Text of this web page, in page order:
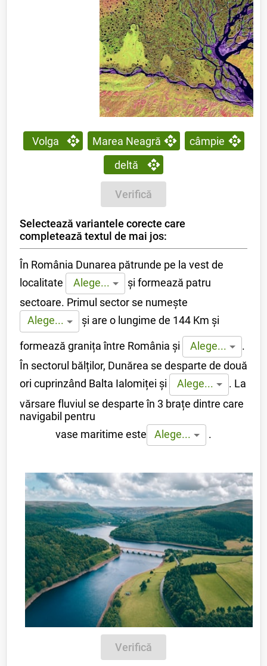
Volga Marea Neagră
câmpie
deltă
Verifică
Selectează variantele corecte care
completează textul de mai jos:
În România Dunarea pătrunde pe la vest de
localitate
Alege...
și formează patru
sectoare. Primul sector se numește
Alege...
și are o lungime de 144 Km și
formează granița între România și Alege...
.
În sectorul bălților, Dunărea se desparte de două
ori cuprinzând Balta Ialomiței și
Alege... . La
vărsare fluviul se desparte în 3 brațe dintre care
navigabil pentru
vase maritime este
Alege... .
Verifică